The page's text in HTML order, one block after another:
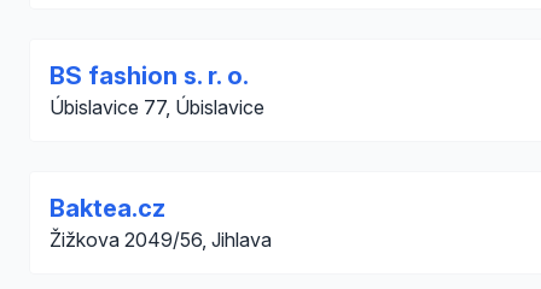
BS fashion s. r. o.
Úbislavice 77, Úbislavice
Baktea.cz
Žižkova 2049/56, Jihlava